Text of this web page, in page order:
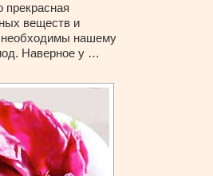
веществ и
необходимы нашему
Наверное у …